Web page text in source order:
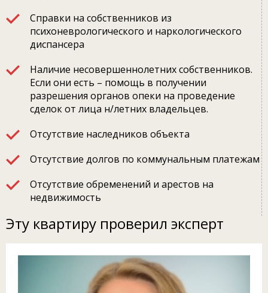
Справки на собственников из
психоневрологического и наркологического
диспансера
Наличие несовершеннолетних собственников.
Если они есть – помощь в получении
разрешения органов опеки на проведение
сделок от лица н/летних владельцев.
Отсутствие наследников объекта
Отсутствие долгов по коммунальным платежам
Отсутствие обременений и арестов на
недвижимость
Эту квартиру проверил эксперт